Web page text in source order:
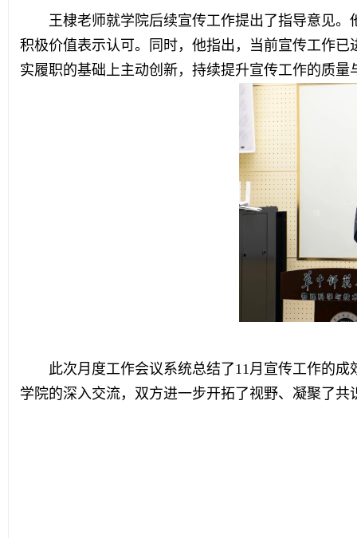
王棣老师就学院后续宣传工作提出了指导意见
积极价值表示认可。同时，他指出，当前宣传工作
实履职的基础上主动创新，持续提升宣传工作的质量
此次月度工作会议系统总结了11月宣传工作的
学院的深入交流，双方进一步开拓了视野、凝聚了